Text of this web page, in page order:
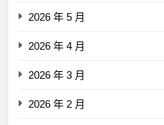
2026 年 5 月
2026 年 4 月
2026 年 3 月
2026 年 2 月